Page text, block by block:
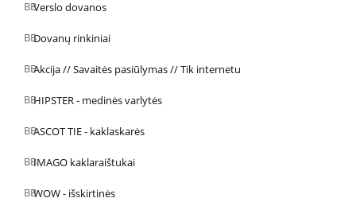
Verslo dovanos
Dovanų rinkiniai
Akcija // Savaitės pasiūlymas // Tik internetu
HIPSTER - medinės varlytės
ASCOT TIE - kaklaskarės
IMAGO kaklaraištukai
WOW - išskirtinės